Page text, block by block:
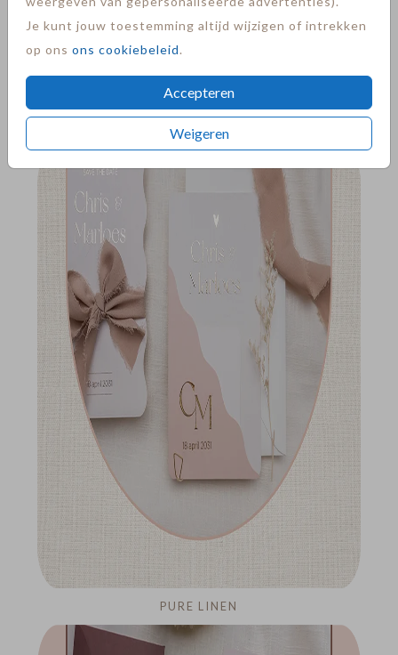
Je kunt jouw toestemming altijd wijzigen of intrekken
op ons ons cookiebeleid.
Accepteren
Weigeren
LEMON & LEAF
PURE LINEN